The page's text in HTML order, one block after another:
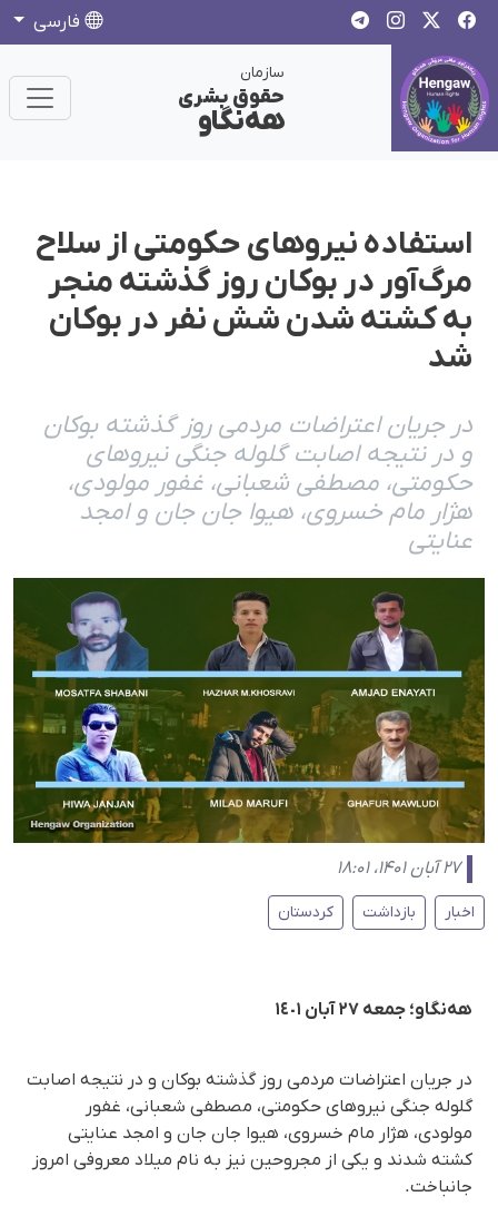
فارسی
سازمان
حقوق بشری
هەنگاو
استفاده نیروهای حکومتی از سلاح
مرگ‌آور در بوکان روز گذشته منجر
به کشته‌ شدن شش نفر در بوکان
شد
در جریان اعتراضات مردمی روز گذشته بوکان
و در نتیجه اصابت گلوله جنگی نیروهای
حکومتی، مصطفی شعبانی، غفور مولودی،
هژار مام خسروی، هیوا جان جان و امجد
عنایتی
۲۷ آبان ۱۴۰۱، ۱۸:۰۱
اخبار بازداشت کردستان
هەنگاو؛ جمعە ٢٧ آبان ١٤٠١
در جریان اعتراضات مردمی روز گذشته بوکان و در نتیجه اصابت
گلوله جنگی نیروهای حکومتی، مصطفی شعبانی، غفور
مولودی، هژار مام خسروی، هیوا جان جان و امجد عنایتی
کشته شدند و یکی از مجروحین نیز به نام میلاد معروفی امروز
جانباخت.